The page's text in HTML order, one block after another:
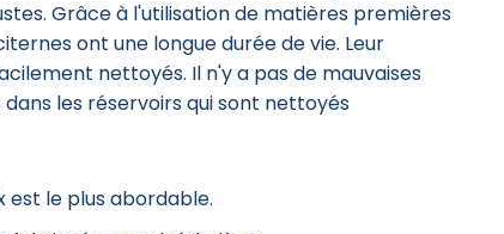
Grâce à l'utilisation de matières premières
ont une longue durée de vie. Leur
nettoyés. Il n'y a pas de mauvaises
les réservoirs qui sont nettoyés
est le plus abordable.